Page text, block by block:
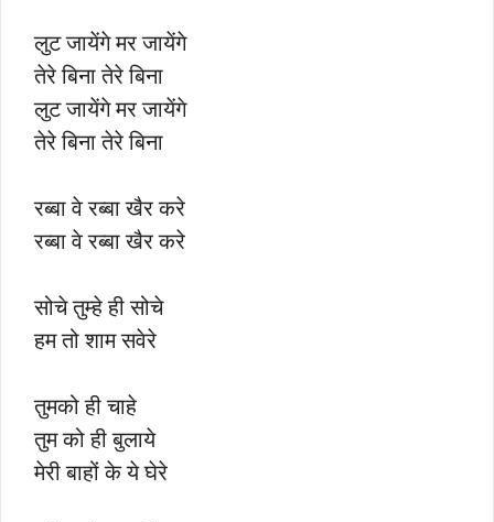
लुट जायेंगे मर जायेंगे
तेरे बिना तेरे बिना
लुट जायेंगे मर जायेंगे
तेरे बिना तेरे बिना
रब्बा वे रब्बा खैर करे
रब्बा वे रब्बा खैर करे
सोचे तुम्हे ही सोचे
हम तो शाम सवेरे
तुमको ही चाहे
तुम को ही बुलाये
मेरी बाहों के ये घेरे